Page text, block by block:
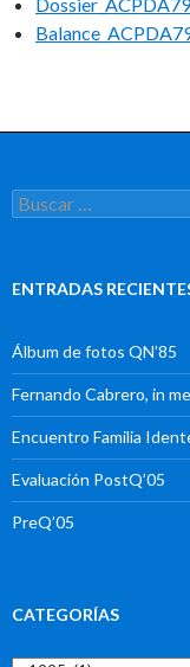
Buscar:
ENTRADAS
Álbum de fotos QN’85
Fernando Cabrero, in
Encuentro Familia
Evaluación PostQ’05
PreQ’05
CATEGORÍAS